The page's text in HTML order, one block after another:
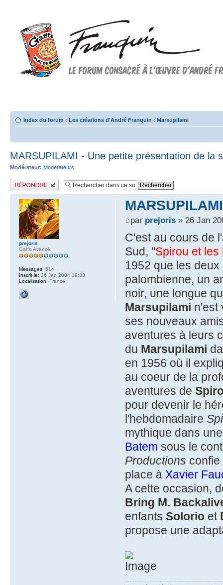
Index du forum ‹ Les créations d'André Franquin ‹ Marsupilami
MARSUPILAMI - Une petite présentation de la
Modérateur: Modérateurs
Publier une réponse
par prejoris» 26 Jan
C'est au cours de
Sud, "Spirou et les
1952 que les
palombienne, un
noir, une longue
Marsupilami n'est
ses nouveaux
aventures à leurs
du Marsupilami
en 1956 où il
au coeur de la
aventures de
pour devenir le
l'hebdomadaire
mythique dans
Batem sous le
Productions
place à Xavier
A cette occasion,
Bring M.
enfants Solorioet
propose une
prejoris
Gaffo Avancé
Messages: 514
Inscrit le: 26 Jan 2004 19:33
Localisation: France